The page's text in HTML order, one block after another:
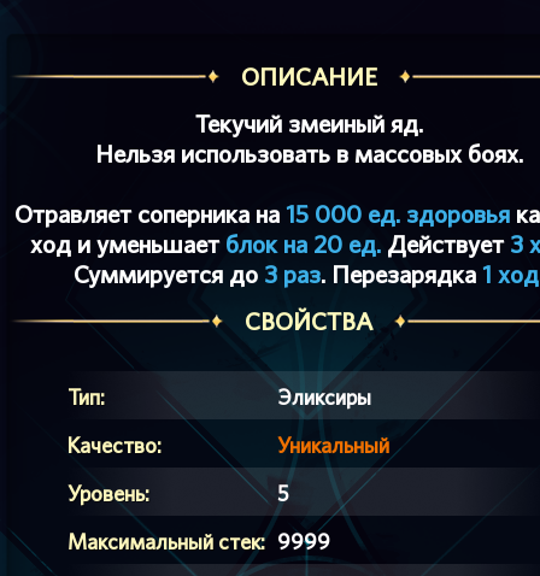
ОПИСАНИЕ
Текучий змеиный яд.
Нельзя использовать в массовых боях.
Отравляет соперника на 15 000 ед. здоровья
ход и уменьшает блок на 20 ед. Действует 3
Суммируется до 3 раз. Перезарядка 1 ход
СВОЙСТВА
Тип:
Эликсиры
Качество:
Уникальный
Уровень:
5
Максимальный стек: 9999